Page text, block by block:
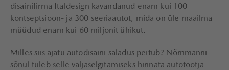
disainifirma Italdesign kavandanud enam kui 100
kontseptsioon- ja 300 seeriaautot, mida on üle maailma
müüdud enam kui 60 miljonit ühikut.
Milles siis ajatu autodisaini saladus peitub? Nõmmanni
sõnul tuleb selle väljaselgitamiseks hinnata autotootja